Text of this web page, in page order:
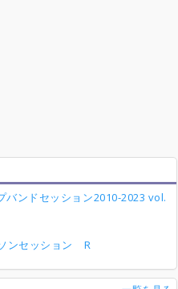
バンドセッション2010-2023 vol.
ンセッション R